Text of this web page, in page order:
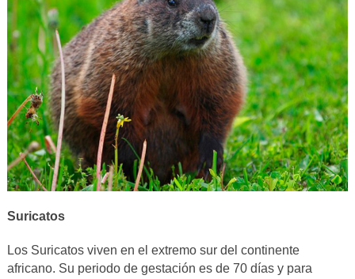
Suricatos
Los Suricatos viven en el extremo sur del continente
africano. Su periodo de gestación es de 70 días y para